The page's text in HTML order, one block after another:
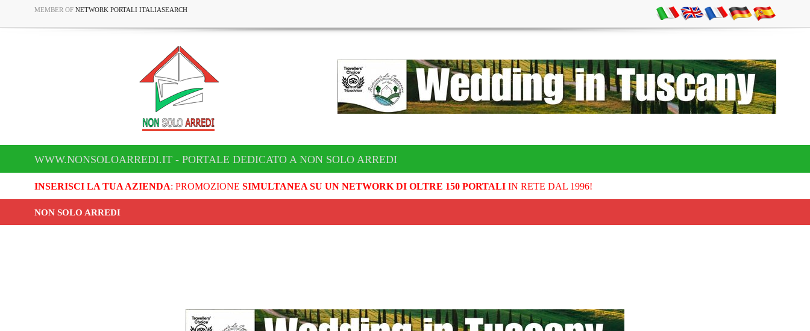
MEMBER OF NETWORK PORTALI ITALIASEARCH
WWW.NONSOLOARREDI.IT - PORTALE DEDICATO A NON SOLO ARREDI
INSERISCI LA TUA AZIENDA: PROMOZIONE SIMULTANEA SU UN NETWORK DI OLTRE 150 PORTALIIN RETE DAL 1996!
NON SOLO ARREDI